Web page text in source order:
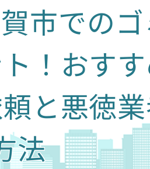
市での
！おす
と悪徳
法